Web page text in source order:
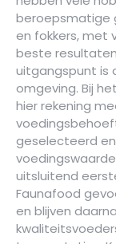
beroepsmatige
en fokkers, met
beste
uitgangspunt is
omgeving. Bij
hier rekening
geselecteerd
uitsluitend
Faunafood
en blijven